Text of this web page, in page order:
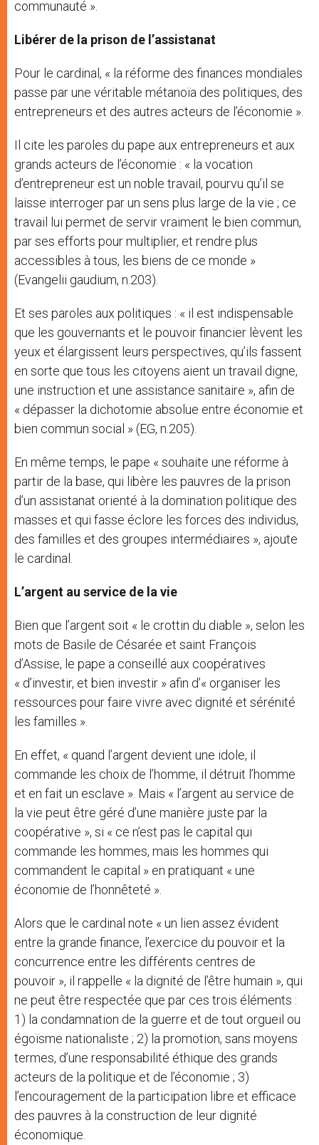
communauté ».
Libérer de la prison de l’assistanat
Pour le cardinal, « la réforme des finances mondiales
passe par une véritable métanoïa des politiques, des
entrepreneurs et des autres acteurs de l’économie ».
Il cite les paroles du pape aux entrepreneurs et aux
grands acteurs de l’économie : « la vocation
d’entrepreneur est un noble travail, pourvu qu’il se
laisse interroger par un sens plus large de la vie ; ce
travail lui permet de servir vraiment le bien commun,
par ses efforts pour multiplier, et rendre plus
accessibles à tous, les biens de ce monde »
(Evangelii gaudium, n.203).
Et ses paroles aux politiques : « il est indispensable
que les gouvernants et le pouvoir financier lèvent les
yeux et élargissent leurs perspectives, qu’ils fassent
en sorte que tous les citoyens aient un travail digne,
une instruction et une assistance sanitaire », afin de
« dépasser la dichotomie absolue entre économie et
bien commun social » (EG, n.205).
En même temps, le pape « souhaite une réforme à
partir de la base, qui libère les pauvres de la prison
d’un assistanat orienté à la domination politique des
masses et qui fasse éclore les forces des individus,
des familles et des groupes intermédiaires », ajoute
le cardinal.
L’argent au service de la vie
Bien que l’argent soit « le crottin du diable », selon les
mots de Basile de Césarée et saint François
d’Assise, le pape a conseillé aux coopératives
« d’investir, et bien investir » afin d’« organiser les
ressources pour faire vivre avec dignité et sérénité
les familles ».
En effet, « quand l’argent devient une idole, il
commande les choix de l’homme, il détruit l’homme
et en fait un esclave ». Mais « l’argent au service de
la vie peut être géré d’une manière juste par la
coopérative », si « ce n’est pas le capital qui
commande les hommes, mais les hommes qui
commandent le capital » en pratiquant « une
économie de l’honnêteté ».
Alors que le cardinal note « un lien assez évident
entre la grande finance, l’exercice du pouvoir et la
concurrence entre les différents centres de
pouvoir », il rappelle « la dignité de l’être humain », qui
ne peut être respectée que par ces trois éléments :
1) la condamnation de la guerre et de tout orgueil ou
égoïsme nationaliste ; 2) la promotion, sans moyens
termes, d’une responsabilité éthique des grands
acteurs de la politique et de l’économie ; 3)
l’encouragement de la participation libre et efficace
des pauvres à la construction de leur dignité
économique.